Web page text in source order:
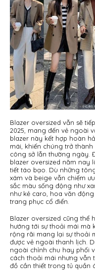
Blazer oversized vẫn sẽ
2025, mang đến vẻ ngoài
blazer này kết hợp hoàn
mái, khiến chúng trở
công sở lẫn thường ngày.
blazer oversized năm nay
tiết táo bạo. Dù những
xám và beige vẫn chiếm
sắc màu sống động như
như kẻ caro, hoa văn
trang phục cổ điển.
Blazer oversized cũng thể
hướng tới sự thoải mái mà
rộng rãi mang lại sự thoải
được vẻ ngoài thanh lịch.
ngoài chỉnh chu hay phối
cách thoải mái nhưng vẫn
đồ cần thiết trong tủ quần